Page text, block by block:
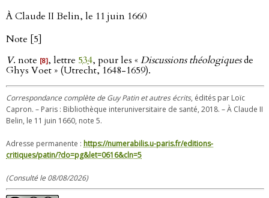
À Claude II Belin, le 11 juin 1660
Note [5]
V. note [8], lettre 534, pour les «Discussions théologiquesde
Ghys Voet » (Utrecht, 1648-1659).
Correspondance complète de Guy Patin et autres écrits, édités par Loïc
Capron. – Paris : Bibliothèque interuniversitaire de santé, 2018. – À Claude II
Belin, le 11 juin 1660, note 5.
Adresse permanente : https://numerabilis.u-paris.fr/editions-
critiques/patin/?do=pg&let=0616&cln=5
(Consulté le 08/08/2026)